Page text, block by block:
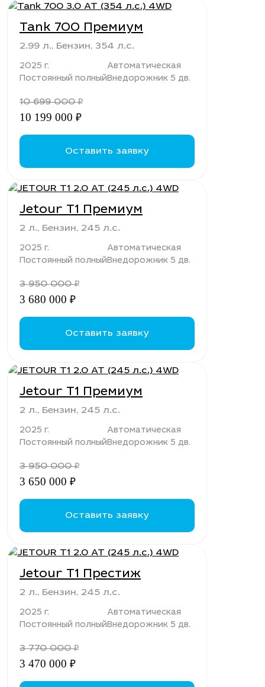
Tank 700 Премиум
2.99 л., Бензин, 354 л.с.
2025 г.
Постоянный полный
Автоматическая
Внедорожник 5 дв.
10 699 000₽
10 199 000 ₽
Оставить заявку
Jetour T1 Премиум
2 л., Бензин, 245 л.с.
2025 г.
Постоянный полный
Автоматическая
Внедорожник 5 дв.
3 950 000₽
3 680 000 ₽
Оставить заявку
Jetour T1 Премиум
2 л., Бензин, 245 л.с.
2025 г.
Постоянный полный
Автоматическая
Внедорожник 5 дв.
3 950 000₽
3 650 000 ₽
Оставить заявку
Jetour T1 Престиж
2 л., Бензин, 245 л.с.
2025 г.
Постоянный полный
Автоматическая
Внедорожник 5 дв.
3 770 000₽
3 470 000 ₽